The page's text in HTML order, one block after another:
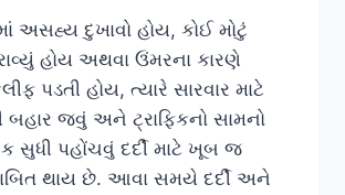
અસહ્ય દુખાવો હોય, કોઈ મોટું
હોય અથવા ઉંમરના કારણે
પડતી હોય, ત્યારે સારવાર માટે
બહાર જવું અને ટ્રાફિકનો સામનો
સુધી પહોંચવું દર્દી માટે ખૂબ જ
થાય છે. આવા સમયે દર્દી અને